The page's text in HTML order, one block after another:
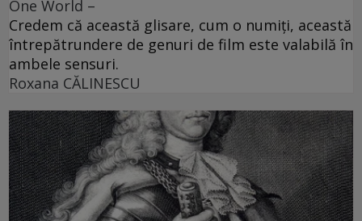
One World –
Credem că această glisare, cum o numiți, această
întrepătrundere de genuri de film este valabilă în
ambele sensuri.
Roxana CĂLINESCU